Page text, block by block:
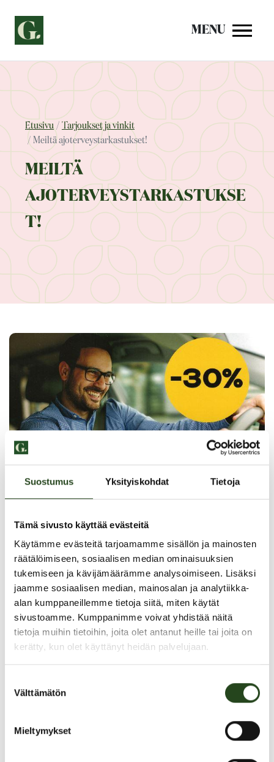
Suostumus Yksityiskohdat Tietoja
Tämä sivusto käyttää evästeitä
Käytämme evästeitä tarjoamamme sisällön ja mainosten
räätälöimiseen, sosiaalisen median ominaisuuksien
tukemiseen ja kävijämäärämme analysoimiseen. Lisäksi
jaamme sosiaalisen median, mainosalan ja analytiikka-
alan kumppaneillemme tietoja siitä, miten käytät
sivustoamme. Kumppanimme voivat yhdistää näitä
tietoja muihin tietoihin, joita olet antanut heille tai joita on
kerätty, kun olet käyttänyt heidän palvelujaan.
valinta
Välttämätön
Mieltymykset
sisältöön
MENU
Etusivu
Tarjoukset ja vinkit
Meiltä ajoterveystarkastukset!
MEILTÄ
AJOTERVEYSTARKASTUKSE
T!
PAHOITTELUT, TARJOUS EI OLE ENÄÄ VOIMASSA